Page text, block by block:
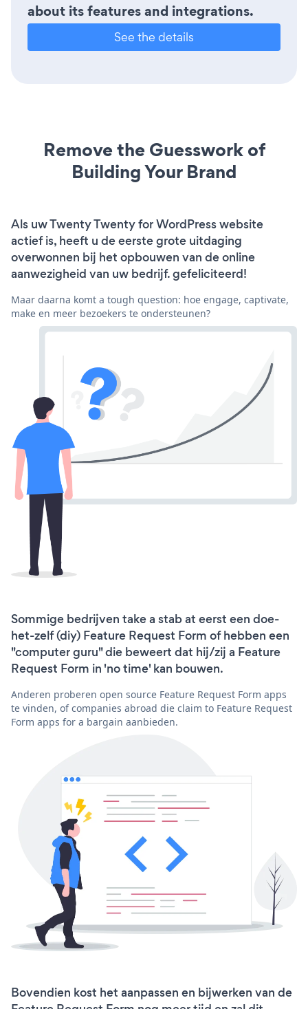
about its features and integrations.
See the details
Remove the Guesswork of
Building Your Brand
Als uw Twenty Twenty for WordPress website
actief is, heeft u de eerste grote uitdaging
overwonnen bij het opbouwen van de online
aanwezigheid van uw bedrijf. gefeliciteerd!
Maar daarna komt a tough question: hoe engage, captivate,
make en meer bezoekers te ondersteunen?
Sommige bedrijven take a stab at eerst een doe-
het-zelf (diy) Feature Request Form of hebben een
"computer guru" die beweert dat hij/zij a Feature
Request Form in 'no time' kan bouwen.
Anderen proberen open source Feature Request Form apps
te vinden, of companies abroad die claim to Feature Request
Form apps for a bargain aanbieden.
Bovendien kost het aanpassen en bijwerken van de